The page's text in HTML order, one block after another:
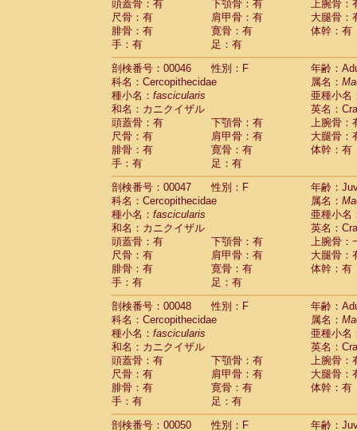
CercopithecidaeCercopithecus mitis
CercopithecidaeCercopithecus mona
CercopithecidaeCercopithecus
CercopithecidaeCercopithecus
CercopithecidaeCercopithecus
Cercopithecidae
Cercopithecusspp.(0)
Cercopithecidae
Chlorocebus
CercopithecidaeChlorocebus
CercopithecidaeErythrocebus patas
CercopithecidaeMiopithecus talapoin
CercopithecidaeCercopithecinae spp.
CercopithecidaeColobus angolensis
CercopithecidaeColobus guereza (0)
Cercopithecidae Colobus polykomos
Cercopithecidae Piliocolobus badius
Cercopithecidae Kasi senex vetulus(1)
CercopithecidaeKasi senex
CercopithecidaeNasalis larvatus(0)
CercopithecidaePresbytes
CercopithecidaePygathrix nemaeus
CercopithecidaeSemnopithecus
Cercopithecidae
Trachypithecus
Cercopithecidae
Trachypithecus
Cercopithecidae
Trachypithecus
CercopithecidaeTrachypithecus
CercopithecidaeColobinae spp.(0)
CercopithecidaePresbytesinaespp.(0)
CercopithecidaeCercopithecidae
HylobatidaeHoolock hoolock(1)
頭蓋骨：有
下顎骨：有
上腕骨：
尺骨：有
肩甲骨：有
大腿骨：
腓骨：有
寛骨：有
体幹：有
手：有
足：有
剖検番号：00046
性別：F
年齢：
科名：Cercopithecidae
属名：
種小名： fascicularis
亜種小名
和名：カニクイザル
英名：
頭蓋骨：有
下顎骨：有
上腕骨：
尺骨：有
肩甲骨：有
大腿骨：
腓骨：有
寛骨：有
体幹：有
手：有
足：有
剖検番号：00047
性別：F
年齢：
科名：Cercopithecidae
属名：
種小名： fascicularis
亜種小名
和名：カニクイザル
英名：
頭蓋骨：有
下顎骨：有
上腕骨：
尺骨：有
肩甲骨：有
大腿骨：
腓骨：有
寛骨：有
体幹：有
手：有
足：有
剖検番号：00048
性別：F
年齢：
科名：Cercopithecidae
属名：
種小名： fascicularis
亜種小名
和名：カニクイザル
英名：
頭蓋骨：有
下顎骨：有
上腕骨：
尺骨：有
肩甲骨：有
大腿骨：
腓骨：有
寛骨：有
体幹：有
手：有
足：有
剖検番号：00050
性別：F
年齢：